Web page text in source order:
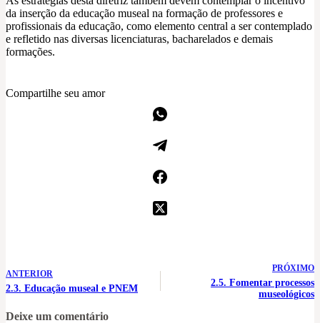
da inserção da educação museal na formação de professores e
profissionais da educação, como elemento central a ser contemplado
e refletido nas diversas licenciaturas, bacharelados e demais
formações.
Compartilhe seu amor
ANTERIOR
2.3. Educação museal e PNEM
PRÓXIMO
2.5. Fomentar processos
museológicos
Deixe um comentário